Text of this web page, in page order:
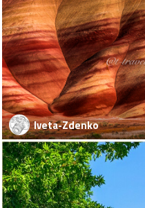
Iveta-Zdenko